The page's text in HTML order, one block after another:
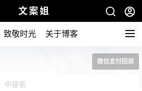
文案姐
致敬时光 关于博客
微信支付回调